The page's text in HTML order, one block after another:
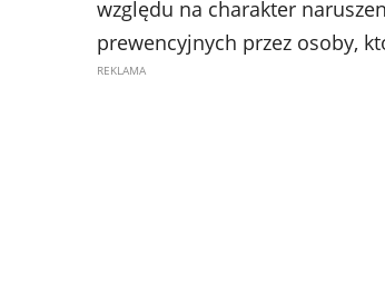
względu na charakter
prewencyjnych przez osoby,